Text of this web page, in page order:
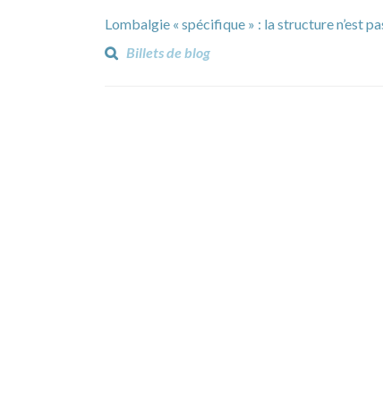
Lombalgie « spécifique » : la structure n’est
Billets de blog